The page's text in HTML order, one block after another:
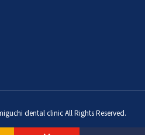
dental clinic All Rights Reserved.